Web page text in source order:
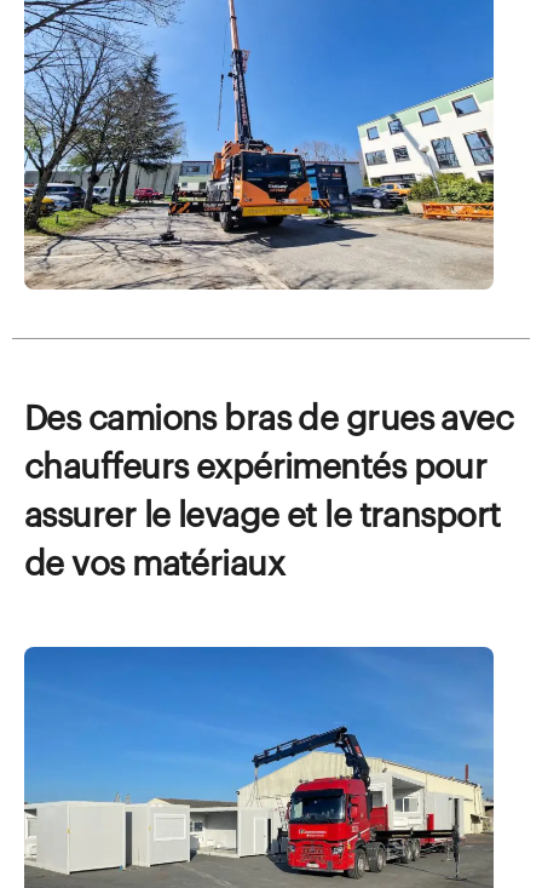
Des camions bras de grues avec
chauffeurs expérimentés pour
assurer le levage et le transport
de vos matériaux